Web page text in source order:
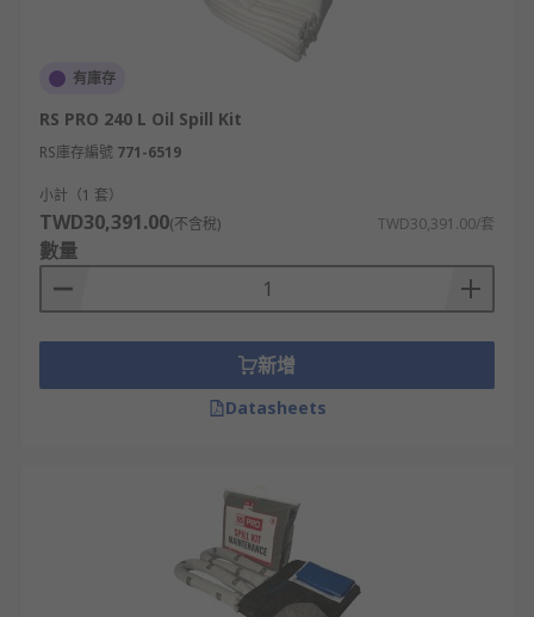
有庫存
RS PRO 240 L Oil Spill Kit
RS庫存編號 771-6519
小計（1 套）
TWD30,391.00(不含稅) TWD30,391.00/套
數量
新增
Datasheets